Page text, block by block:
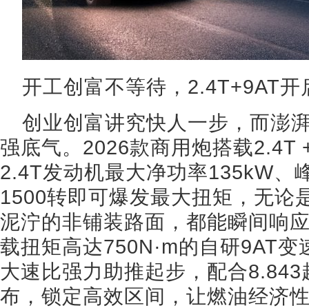
开工创富不等待，2.4T+9AT开
创业创富讲究快人一步，而澎
强底气。2026款商用炮搭载2.4T
2.4T发动机最大净功率135kW、
1500转即可爆发最大扭矩，无论
泥泞的非铺装路面，都能瞬间响
载扭矩高达750N·m的自研9AT
大速比强力助推起步，配合
布，锁定高效区间，让燃油经济